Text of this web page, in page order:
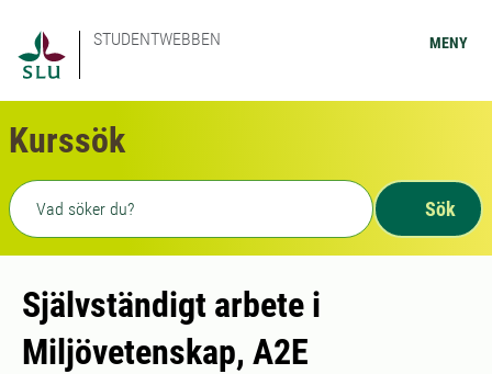
STUDENTWEBBEN MENY
Kurssök
Fritext sökning
Sök
Självständigt arbete i
Miljövetenskap, A2E